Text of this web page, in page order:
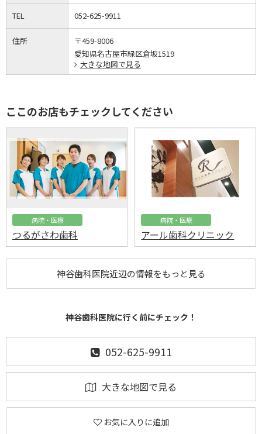
TEL 052-625-9911
住所
〒459-8006
愛知県名古屋市緑区倉坂1519
大きな地図で見る
ここのお店もチェックしてください
病院・医療
つるがさわ歯科
病院・医療
アール歯科クリニック
神谷歯科医院近辺の情報をもっと見る
神谷歯科医院に行く前にチェック！
052-625-9911
大きな地図で見る
お気に入りに追加